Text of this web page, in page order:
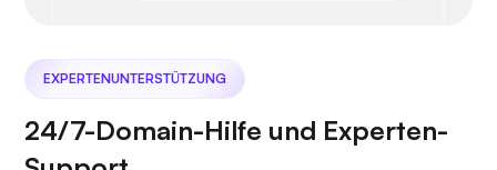
EXPERTENUNTERSTÜTZUNG
24/7-Domain-Hilfe und Experten-